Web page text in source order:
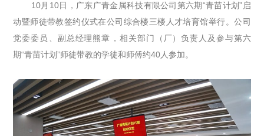
10月10日，广东广青金属科技有限公司第六期“青苗计划”启
动暨师徒带教签约仪式在公司综合楼三楼人才培育馆举行。公司
党委委员、副总经理熊章，相关部门（厂）负责人及参与第六
期“青苗计划”师徒带教的学徒和师傅约40人参加。